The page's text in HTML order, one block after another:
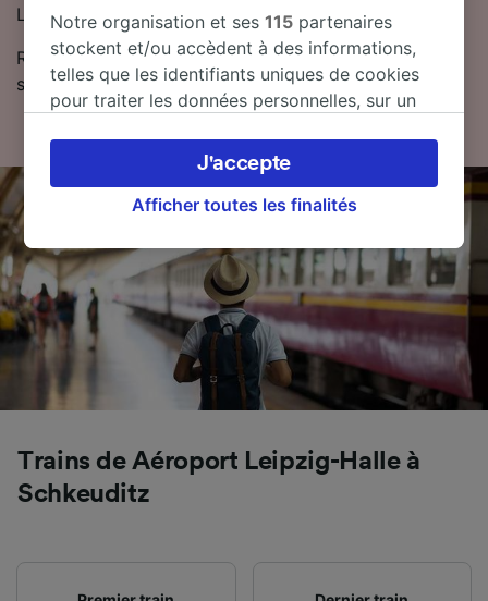
Leipzig-Halle et Schkeuditz.
Retrouvez les horaires et les billets de train pas chers
sur notre planificateur de voyage.
Trains de Aéroport Leipzig-Halle à
Schkeuditz
Notre organisation et ses115 partenaires
stockent et/ou accèdent à des informations,
telles que les identifiants uniques de cookies
pour traiter les données personnelles, sur un
préférences, notamment en exerçant votre
droit d’opposition à l’intérêt légitime, en
cliquant ci-dessous ou à tout moment sur la
préférences seront signalées à nos partenaires
et n’affecteront pas les données de navigation.
Vos données ne seront pas utilisées à des fins
de traçage si vous nous avez demandé de ne
pas vous tracer.
Nos équipes ainsi que nos partenaires
finalités suivantes :
Utiliser des données de géolocalisation
précises. Analyser activement les
informations sur un appareil. Publicités et
contenu personnalisés, mesure de
Afficher toutes les finalités
J'accepte